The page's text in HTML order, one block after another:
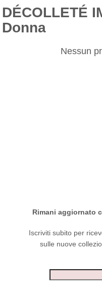
DÉCOLLETÉ
Donna
Nessun
Rimani aggiornato
Iscriviti subito per
sulle nuove